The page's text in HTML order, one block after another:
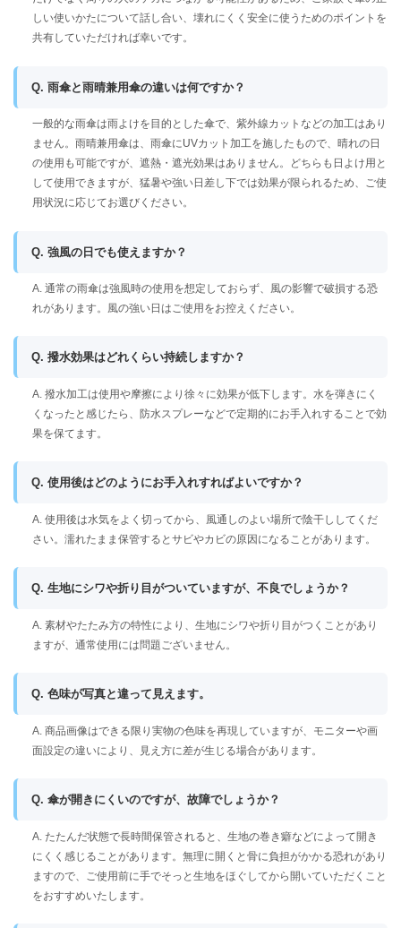
しい使いかたについて話し合い、壊れにくく安全に使うためのポイントを
共有していただければ幸いです。
Q. 雨傘と雨晴兼用傘の違いは何ですか？
一般的な雨傘は雨よけを目的とした傘で、紫外線カットなどの加工はあり
ません。雨晴兼用傘は、雨傘にUVカット加工を施したもので、晴れの日
の使用も可能ですが、遮熱・遮光効果はありません。どちらも日よけ用と
して使用できますが、猛暑や強い日差し下では効果が限られるため、ご使
用状況に応じてお選びください。
Q. 強風の日でも使えますか？
A. 通常の雨傘は強風時の使用を想定しておらず、風の影響で破損する恐
れがあります。風の強い日はご使用をお控えください。
Q. 撥水効果はどれくらい持続しますか？
A. 撥水加工は使用や摩擦により徐々に効果が低下します。水を弾きにく
くなったと感じたら、防水スプレーなどで定期的にお手入れすることで効
果を保てます。
Q. 使用後はどのようにお手入れすればよいですか？
A. 使用後は水気をよく切ってから、風通しのよい場所で陰干ししてくだ
さい。濡れたまま保管するとサビやカビの原因になることがあります。
Q. 生地にシワや折り目がついていますが、不良でしょうか？
A. 素材やたたみ方の特性により、生地にシワや折り目がつくことがあり
ますが、通常使用には問題ございません。
Q. 色味が写真と違って見えます。
A. 商品画像はできる限り実物の色味を再現していますが、モニターや画
面設定の違いにより、見え方に差が生じる場合があります。
Q. 傘が開きにくいのですが、故障でしょうか？
A. たたんだ状態で長時間保管されると、生地の巻き癖などによって開き
にくく感じることがあります。無理に開くと骨に負担がかかる恐れがあり
ますので、ご使用前に手でそっと生地をほぐしてから開いていただくこと
をおすすめいたします。